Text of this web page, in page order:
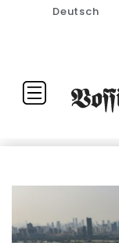
Deutsch